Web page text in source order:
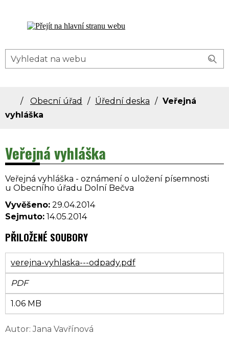
Dolní Bečva - oficiální stránky obce
Obecní úřad Úřední deska
Veřejná
vyhláška
Veřejná vyhláška
Veřejná vyhláška - oznámení o uložení písemnosti
u Obecního úřadu Dolní Bečva
Vyvěšeno: 29.04.2014
Sejmuto: 14.05.2014
PŘILOŽENÉ SOUBORY
verejna-vyhlaska---odpady.pdf
PDF
1.06 MB
Autor: Jana Vavřínová